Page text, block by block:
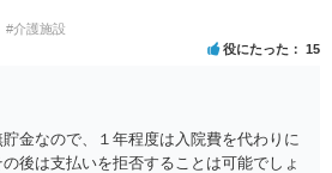
#介護施設
役にたった 15
金なので、１年程度は入院費を代わりに
後は支払いを拒否することは可能でしょ